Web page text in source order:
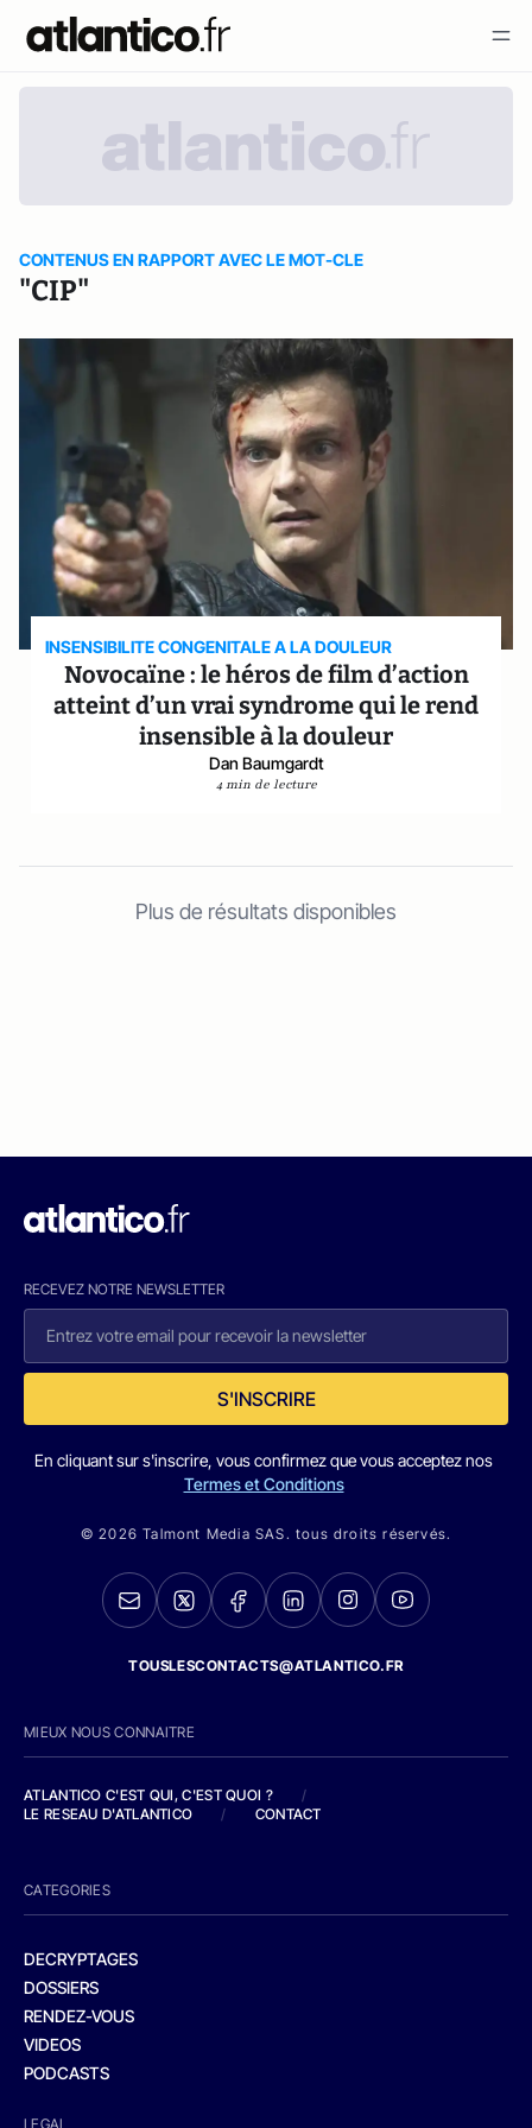
CONTENUS EN RAPPORT AVEC LE MOT-CLE
"CIP"
INSENSIBILITE CONGENITALE A LA DOULEUR
Novocaïne : le héros de film d’action
atteint d’un vrai syndrome qui le rend
insensible à la douleur
Dan Baumgardt
4 min de lecture
Plus de résultats disponibles
RECEVEZ NOTRE NEWSLETTER
S'INSCRIRE
En cliquant sur s'inscrire, vous confirmez que vous acceptez nos
Termes et Conditions
© 2026 Talmont Media SAS. tous droits réservés.
TOUSLESCONTACTS@ATLANTICO.FR
MIEUX NOUS CONNAITRE
ATLANTICO C'EST QUI, C'EST QUOI ?
/
LE RESEAU D'ATLANTICO
/ CONTACT
CATEGORIES
DECRYPTAGES
DOSSIERS
RENDEZ-VOUS
VIDEOS
PODCASTS
LEGAL